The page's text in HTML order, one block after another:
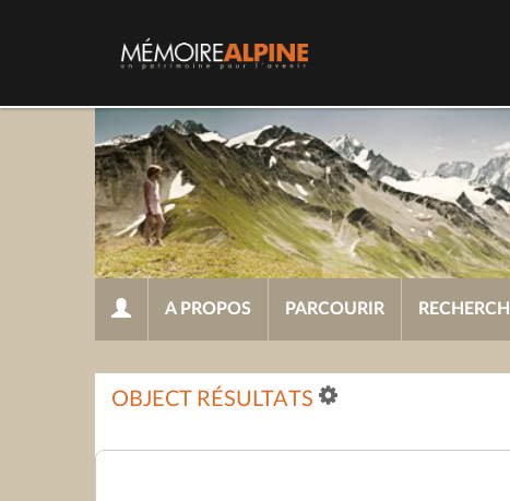
A PROPOS PARCOURIR
OBJECT RÉSULTATS